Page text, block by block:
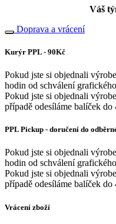
Váš
Doprava a vrácení
Kurýr PPL - 90Kč
Pokud jste si objednali
hodin od schválení
Pokud jste si objednali
případě odesíláme balíček
PPL Pickup - doručení do
Pokud jste si objednali
hodin od schválení
Pokud jste si objednali
případě odesíláme balíček
Vrácení zboží